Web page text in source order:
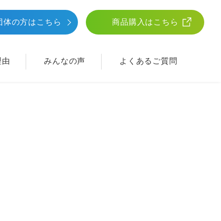
体の方はこちら 商品購入はこちら
みんなの声 よくあるご質問